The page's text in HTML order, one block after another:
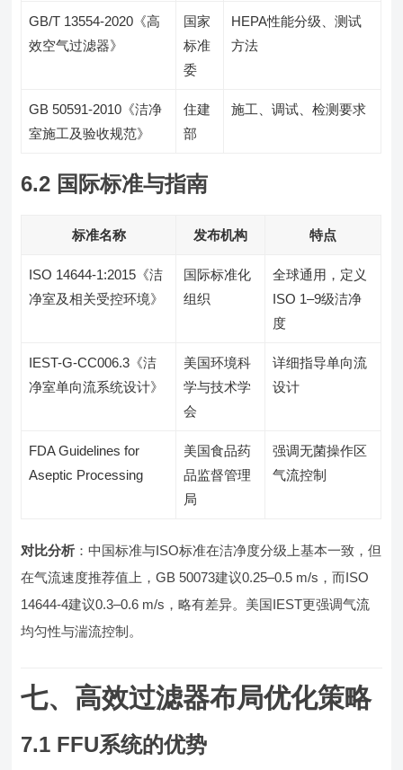
GB/T 13554-2020《高
效空气过滤器》
国家
标准
委
HEPA性能分级、测试
方法
GB 50591-2010《洁净
室施工及验收规范》
住建
部
施工、调试、检测要求
6.2 国际标准与指南
标准名称 发布机构 特点
ISO 14644-1:2015《洁
净室及相关受控环境》
国际标准化
组织
全球通用，定义
ISO 1–9级洁净
度
IEST-G-CC006.3《洁
净室单向流系统设计》
美国环境科
学与技术学
会
详细指导单向流
设计
FDA Guidelines for
Aseptic Processing
美国食品药
品监督管理
局
强调无菌操作区
气流控制
对比分析 ：中国标准与ISO标准在洁净度分级上基本一致，但
在气流速度推荐值上，GB 50073建议0.25–0.5 m/s，而ISO
14644-4建议0.3–0.6 m/s，略有差异。美国IEST更强调气流
均匀性与湍流控制。
七、高效过滤器布局优化策略
7.1 FFU系统的优势